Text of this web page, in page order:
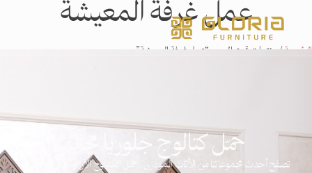
عمل غرفة المعيشة
الرئيسية/ منتجات تحت الوسم “عمل غرفة المعيشة”
حمّل كتالوج جلوريا مجاناً
تصفح أحدث مجموعاتنا من الأثاث المودرن . حمّل الكتالوج الآن واختار من مئات